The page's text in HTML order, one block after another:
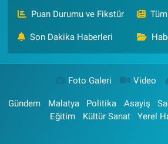
Puan Durumu ve Fikstür
Son Dakika Haberleri
Foto Galeri Video
Gündem Malatya Politika Asayiş
Eğitim
Kültür Sanat Yerel